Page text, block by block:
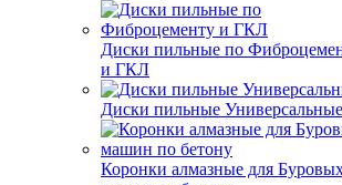
Диски пильные по
и ГКЛ
Диски пильные Универсальные
Коронки алмазные для